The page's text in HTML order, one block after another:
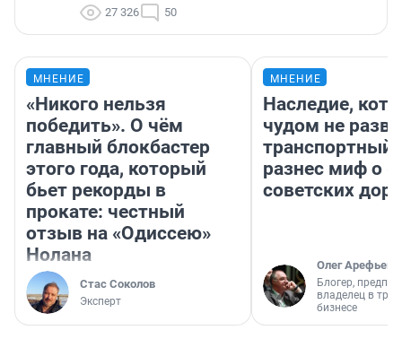
27 326 50
МНЕНИЕ
«Никого нельзя
победить». О чём
главный блокбастер
этого года, который
бьет рекорды в
прокате: честный
отзыв на «Одиссею»
Нолана
Стас Соколов
Эксперт
МНЕНИЕ
Наследие,
чудом не
транспортный
разнес миф о
советских
Олег Арефьев
Блогер,
владелец в
бизнесе